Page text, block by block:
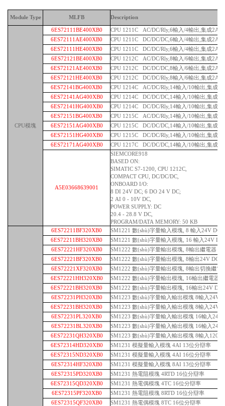
Module Type MLFB Description
CPU模塊
6ES72111BE400XB0
CPU 1211C AC/DC/Rly,6輸入/4輸出,集成2AI
6ES72111AE400XB0
CPU 1211C DC/DC/DC,6輸入/4輸出,集成2AI
6ES72111HE400XB0
CPU 1211C DC/DC/Rly,6輸入/4輸出,集成2AI
6ES72121BE400XB0
CPU 1212C AC/DC/Rly,8輸入/6輸出,集成2AI
6ES72121AE400XB0
CPU 1212C DC/DC/DC,8輸入/6輸出,集成2AI
6ES72121HE400XB0
CPU 1212C DC/DC/Rly,8輸入/6輸出,集成2AI
6ES72141BG400XB0
CPU 1214C AC/DC/Rly,14輸入/10輸出,集成
6ES72141AG400XB0
CPU 1214C DC/DC/DC,14輸入/10輸出,集成
6ES72141HG400XB0
CPU 1214C DC/DC/Rly,14輸入/10輸出,集成
6ES72151BG400XB0
CPU 1215C AC/DC/Rly,14輸入/10輸出,集成
6ES72151AG400XB0
CPU 1215C DC/DC/DC,14輸入/10輸出,集成
6ES72151HG400XB0
CPU 1215C DC/DC/Rly,14輸入/10輸出,集成
6ES72171AG400XB0
CPU 1217C DC/DC/DC,14輸入/10輸出,集成
A5E03668639001
SIEMCORE918
BASED ON:
SIMATIC S7-1200, CPU 1212C,
COMPACT CPU, DC/DC/DC,
ONBOARD I/O:
8 DI 24V DC; 6 DO 24 V DC;
2 AI 0 - 10V DC,
POWER SUPPLY: DC
20.4 - 28.8 V DC,
PROGRAM/DATA MEMORY: 50 KB
6ES72211BF320XB0
SM1221 數(shù)字量輸入模塊, 8 輸入24V DC
6ES72211BH320XB0
SM1221 數(shù)字量輸入模塊, 16 輸入24V DC
6ES72221HF320XB0
SM1222 數(shù)字量輸出模塊, 8輸出繼電器
6ES72221BF320XB0
SM1222 數(shù)字量輸出模塊, 8輸出24V DC
6ES72221XF320XB0
SM1222 數(shù)字量輸出模塊, 8輸出切換繼電
6ES72221HH320XB0
SM1222 數(shù)字量輸出模塊, 16輸出繼電器
6ES72221BH320XB0
SM1222 數(shù)字量輸出模塊, 16輸出24V DC
6ES72231PH320XB0
SM1223 數(shù)字量輸入輸出模塊 8輸入24V
6ES72231BH320XB0
SM1223 數(shù)字量輸入輸出模塊 8輸入24V
6ES72231PL320XB0
SM1223 數(shù)字量輸入輸出模塊 16輸入24V
6ES72231BL320XB0
SM1223 數(shù)字量輸入輸出模塊 16輸入24V
6ES72231QH320XB0
SM1223 數(shù)字量輸入輸出模塊 8輸入120/
6ES72314HD320XB0
SM1231 模擬量輸入模塊 4AI 13位分辯率
6ES72315ND320XB0
SM1231 模擬量輸入模塊 4AI 16位分辯率
6ES72314HF320XB0
SM1231 模擬量輸入模塊 8AI 13位分辯率
6ES72315PD320XB0
SM1231 熱電阻模塊 4RTD 16位分辯率
6ES72315QD320XB0
SM1231 熱電偶模塊 4TC 16位分辯率
6ES72315PF320XB0
SM1231 熱電阻模塊 8RTD 16位分辯率
6ES72315QF320XB0
SM1231 熱電偶模塊 8TC 16位分辯率